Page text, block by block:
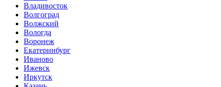
Владивосток
Волгоград
Волжский
Вологда
Воронеж
Екатеринбург
Иваново
Ижевск
Иркутск